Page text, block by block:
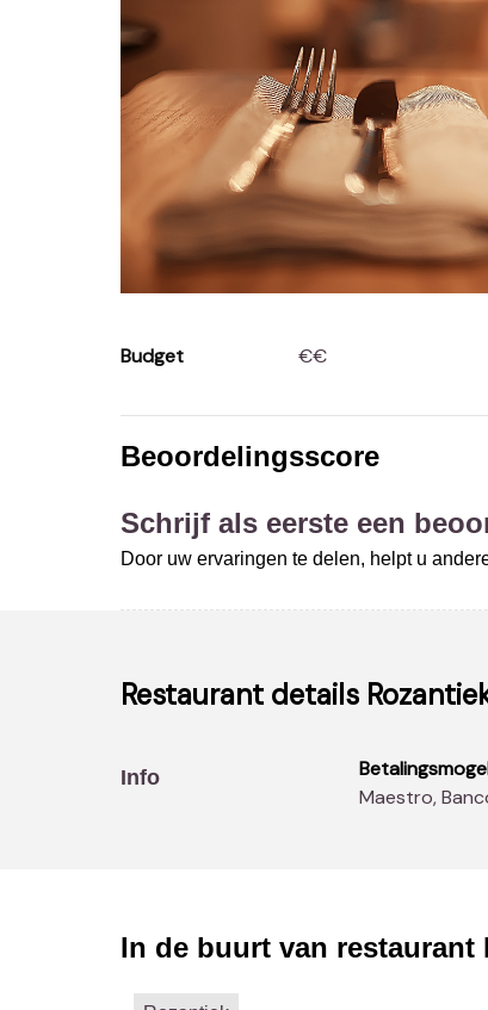
Budget €€
Beoordelingsscore
Schrijf als eerste een
Door uw ervaringen te delen, helpt u
Restaurant details
Info
Maestro,
In de buurt van restaurant